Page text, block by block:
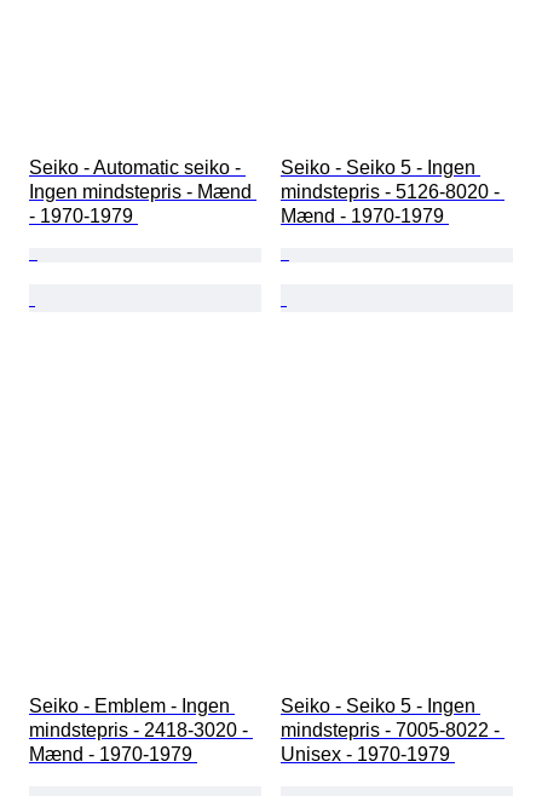
Seiko - Automatic seiko -
Ingen mindstepris - Mænd
- 1970-1979
Seiko - Seiko 5 - Ingen
mindstepris - 5126-8020 -
Mænd - 1970-1979
Seiko - Emblem - Ingen
mindstepris - 2418-3020 -
Mænd - 1970-1979
Seiko - Seiko 5 - Ingen
mindstepris - 7005-8022 -
Unisex - 1970-1979